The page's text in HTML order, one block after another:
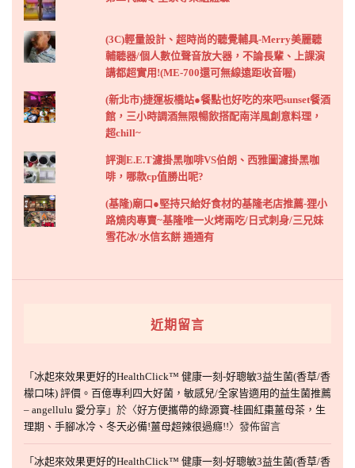
(3C)輕量設計、超時尚的聽覺輔具-Merry美麗聽
輔聽器/個人數位聲音放大器，不論長輩、上課演
講都超實用!(ME-700還可無線遠距收音喔)
(新北市)捷運板橋站●餐點也好吃的來吧sunset餐酒
館，三小時調酒無限暢飲搭配南洋風創意料理，
超chill~
評測E.E.T濾掛黑咖啡VS伯朗、西雅圖濾掛黑咖
啡，哪款cp值勝出呢?
(基隆)廟口●堅持只給好食材的基隆老店推薦-狸小
路燒肉專賣~基隆唯一火烤兩吃/日式刺身/三兄妹
雪花冰/水信玄餅 通通有
近期留言
「冰起來效果更好的HealthClick™ 健康一刻-好聰敏3益生菌(香草/香
檬口味) 評價。百億專利四大好菌，敏感兒/全家皆適用的益生菌推薦
– angellulu 愛分享 」於〈好方便攜帶的綠源寶-桂圓紅棗薑母茶，生
理期、手腳冰冷、冬天必備!薑母超辣很過癮!!〉發佈留言
「冰起來效果更好的HealthClick™ 健康一刻-好聰敏3益生菌(香草/香